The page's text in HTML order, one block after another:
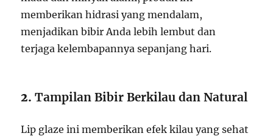
memberikan hidrasi yang mendalam,
menjadikan bibir Anda lebih lembut dan
terjaga kelembapannya sepanjang hari.
2.Tampilan Bibir Berkilau dan Natural
Lip glaze ini memberikan efek kilau yang sehat